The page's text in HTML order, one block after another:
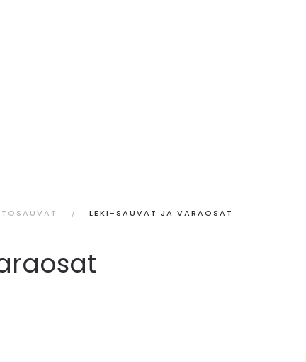
LEKI-SAUVAT JA VARAOSAT